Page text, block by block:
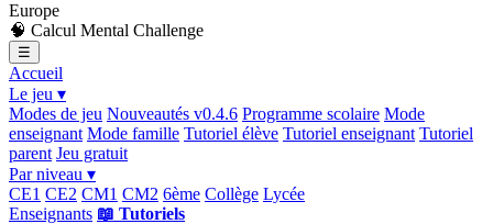
Europe
🧠 Calcul Mental Challenge
☰
Accueil
Le jeu ▾
Modes de jeu Nouveautés v0.4.6 Programme scolaire Mode
enseignant Mode famille Tutoriel élève Tutoriel enseignant Tutoriel
parent Jeu gratuit
Par niveau ▾
CE1 CE2 CM1 CM2 6ème Collège Lycée
Enseignants 📖 Tutoriels